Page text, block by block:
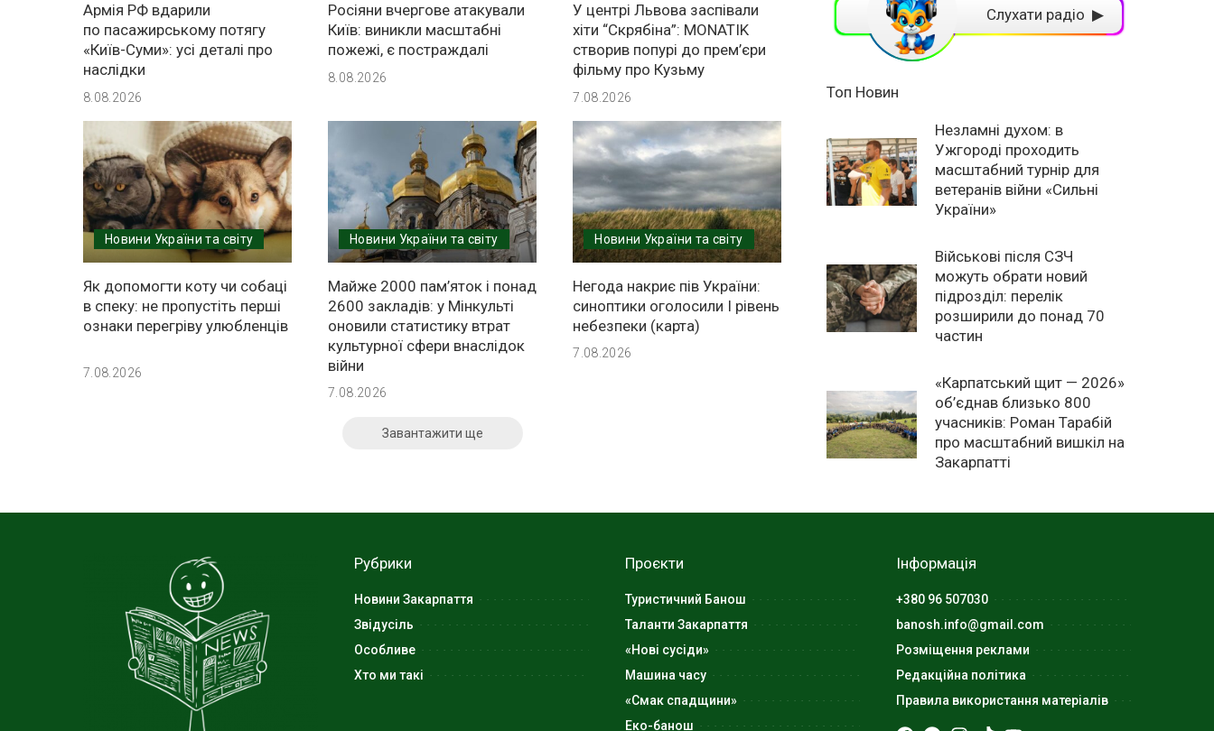
Армія РФ вдарили
по пасажирському потягу
«Київ-Суми»: усі деталі про
наслідки
8.08.2026
Росіяни вчергове атакували
Київ: виникли масштабні
пожежі, є постраждалі
8.08.2026
У центрі Львова заспівали
хіти “Скрябіна”: MONATIK
створив попурі до прем’єри
фільму про Кузьму
7.08.2026
Новини України та світу
Як допомогти коту чи собаці
в спеку: не пропустіть перші
ознаки перегріву улюбленців
7.08.2026
Новини України та світу
Майже 2000 пам’яток і понад
2600 закладів: у Мінкульті
оновили статистику втрат
культурної сфери внаслідок
війни
7.08.2026
Новини України та світу
Негода накриє пів України:
синоптики оголосили І рівень
небезпеки (карта)
7.08.2026
Завантажити ще
Слухати радіо ▶
Топ Новин
Незламні духом: в
Ужгороді проходить
масштабний турнір для
ветеранів війни «Сильні
України»
Військові після СЗЧ
можуть обрати новий
підрозділ: перелік
розширили до понад 70
частин
«Карпатський щит — 2026»
об’єднав близько 800
учасників: Роман Тарабій
про масштабний вишкіл на
Закарпатті
Рубрики
Новини Закарпаття
Звідусіль
Особливе
Хто ми такі
Проєкти
Туристичний Банош
Таланти Закарпаття
«Нові сусіди»
Машина часу
«Смак спадщини»
Еко-банош
Інформація
+380 96 507030
banosh.info@gmail.com
Розміщення реклами
Редакційна політика
Правила використання матеріалів